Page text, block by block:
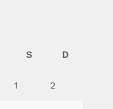
S D
1 2